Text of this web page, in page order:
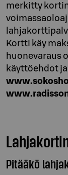
merkitty
Kortti käy
huonevaraus
käyttöehdot
Pitääkö